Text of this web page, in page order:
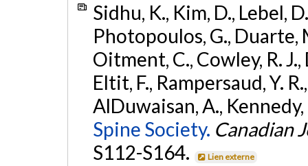
Sidhu, K., Kim, D., Lebel,
Photopoulos, G., Duarte,
Oitment, C., Cowley, R. J.,
Eltit, F., Rampersaud, Y.
AlDuwaisan, A., Kennedy,
Spine Society. Canadian
S112-S164.
Lien externe